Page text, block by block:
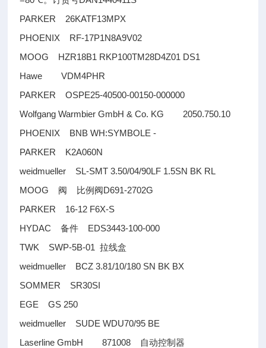
PARKER 26KATF13MPX
PHOENIX RF-17P1N8A9V02
MOOG HZR18B1 RKP100TM28D4Z01 DS1
Hawe VDM4PHR
PARKER OSPE25-40500-00150-000000
Wolfgang Warmbier GmbH & Co. KG 2050.750.10
PHOENIX BNB WH:SYMBOLE -
PARKER K2A060N
weidmueller SL-SMT 3.50/04/90LF 1.5SN BK RL
MOOG 阀 比例阀D691-2702G
PARKER 16-12 F6X-S
HYDAC备件 EDS3443-100-000
TWK SWP-5B-01拉线盒
weidmueller BCZ 3.81/10/180 SN BK BX
SOMMER SR30SI
EGE GS 250
weidmueller SUDE WDU70/95 BE
Laserline GmbH 871008
自动控制器